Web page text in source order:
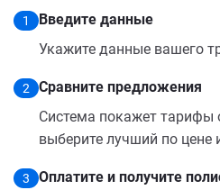
1
Введите данные
Укажите данные вашего
2
Сравните предложения
Система покажет тарифы
выберите лучший по цене
3
Оплатите и получите